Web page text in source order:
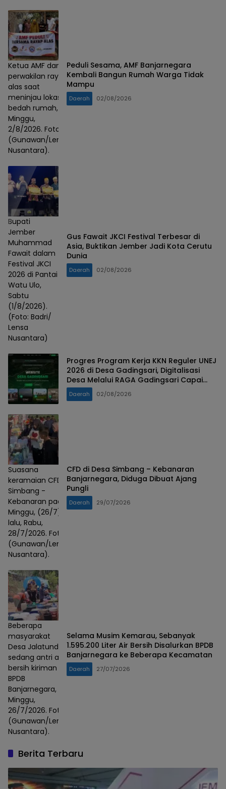
Ketua AMF dan
perwakilan rayap
alas saat
meninjau lokasi
bedah rumah,
Minggu,
2/8/2026. Foto :
(Gunawan/Lensa
Nusantara).
Peduli Sesama, AMF Banjarnegara
Kembali Bangun Rumah Warga Tidak
Mampu
Daerah 02/08/2026
Bupati
Jember
Muhammad
Fawait dalam
Festival JKCI
2026 di Pantai
Watu Ulo,
Sabtu
(1/8/2026).
(Foto: Badri/
Lensa
Nusantara)
Gus Fawait JKCI Festival Terbesar di
Asia, Buktikan Jember Jadi Kota Cerutu
Dunia
Daerah 02/08/2026
Progres Program Kerja KKN Reguler UNEJ
2026 di Desa Gadingsari, Digitalisasi
Desa Melalui RAGA Gadingsari Capai
98% Penyelesaian
Daerah 02/08/2026
Suasana
keramaian CFD
Simbang -
Kebanaran pada
Minggu, (26/7)
lalu, Rabu,
28/7/2026. Foto :
(Gunawan/Lensa
Nusantara).
CFD di Desa Simbang – Kebanaran
Banjarnegara, Diduga Dibuat Ajang
Pungli
Daerah 29/07/2026
Beberapa
masyarakat
Desa Jalatunda
sedang antri air
bersih kiriman
BPDB
Banjarnegara,
Minggu,
26/7/2026. Foto :
(Gunawan/Lensa
Nusantara).
Selama Musim Kemarau, Sebanyak
1.595.200 Liter Air Bersih Disalurkan BPDB
Banjarnegara ke Beberapa Kecamatan
Daerah 27/07/2026
Berita Terbaru